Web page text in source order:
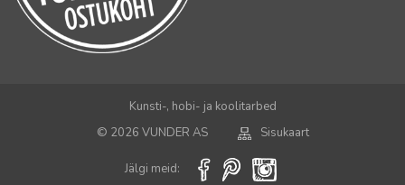
Kunsti-, hobi- ja koolitarbed
© 2026 VUNDER AS
Sisukaart
Jälgi meid: